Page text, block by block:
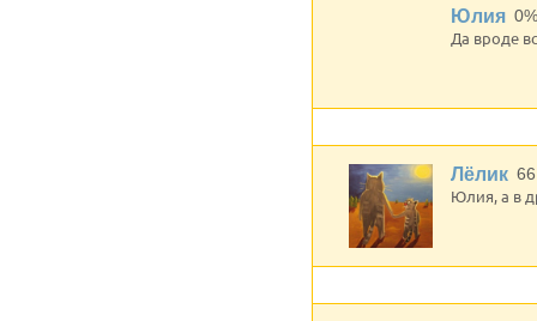
Юлия 0%
Да вроде
Лёлик
Юлия, а в